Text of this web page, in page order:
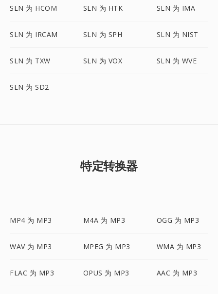
SLN 为 HCOM SLN 为 HTK SLN 为 IMA
SLN 为 IRCAM SLN 为 SPH SLN 为 NIST
SLN 为 TXW SLN 为 VOX SLN 为 WVE
SLN 为 SD2
特定转换器
MP4 为 MP3 M4A 为 MP3 OGG 为 MP3
WAV 为 MP3 MPEG 为 MP3 WMA 为 MP3
FLAC 为 MP3 OPUS 为 MP3 AAC 为 MP3